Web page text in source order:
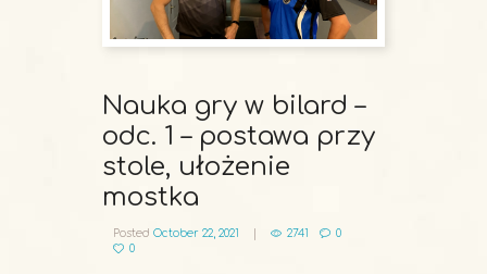
Nauka gry w bilard –
odc. 1 – postawa przy
stole, ułożenie
mostka
Posted October 22, 2021 2741
0
0